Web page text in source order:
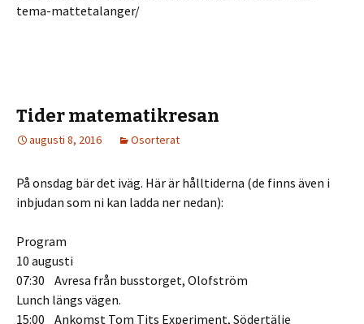
tema-mattetalanger/
Tider matematikresan
augusti 8, 2016 Osorterat
På onsdag bär det iväg. Här är hålltiderna (de finns även i
inbjudan som ni kan ladda ner nedan):
Program
10 augusti
07:30 Avresa från busstorget, Olofström
Lunch längs vägen.
15:00 Ankomst Tom Tits Experiment, Södertälje